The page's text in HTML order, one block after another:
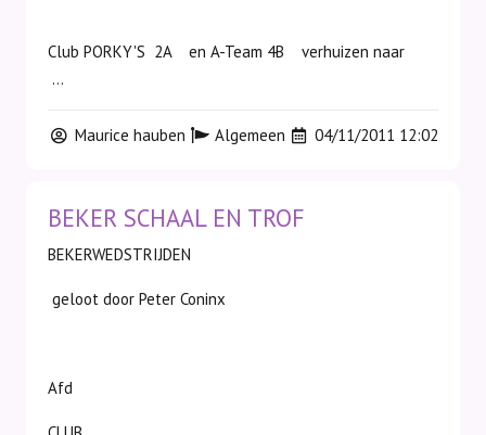
Club PORKY'S 2A en A-Team 4B verhuizen naar
...
Maurice hauben Algemeen 04/11/2011 12:02
BEKER SCHAAL EN TROF
BEKERWEDSTRIJDEN
geloot door Peter Coninx
Afd